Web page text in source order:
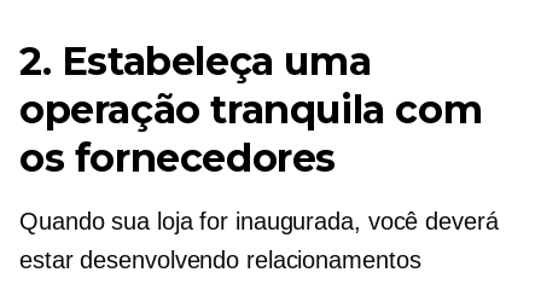
2. Estabeleça uma
operação tranquila com
os fornecedores
Quando sua loja for inaugurada, você deverá
estar desenvolvendo relacionamentos